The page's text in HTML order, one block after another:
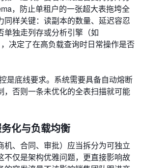
，防止单租户的一张超大表拖垮全
同样关键：读副本的数量、延迟容忍
单独走列存或分析引擎（如
决定了在高负载查询时日常操作是否
是底线要求。系统需要具备自动熔断
，否则一条未优化的全表扫描就可能
化与负载均衡
机、合同、审批）应当拆分为可独立
不仅是架构优雅问题，更直接影响故